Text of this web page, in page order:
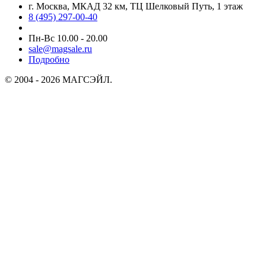
г. Москва, МКАД 32 км, ТЦ Шелковый Путь, 1 этаж
8 (495) 297-00-40
Пн-Вс 10.00 - 20.00
sale@magsale.ru
Подробно
© 2004 - 2026 МАГСЭЙЛ.